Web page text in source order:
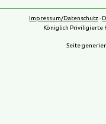
Impressum/Datenschutz·
Königlich Priviligierte
Seite